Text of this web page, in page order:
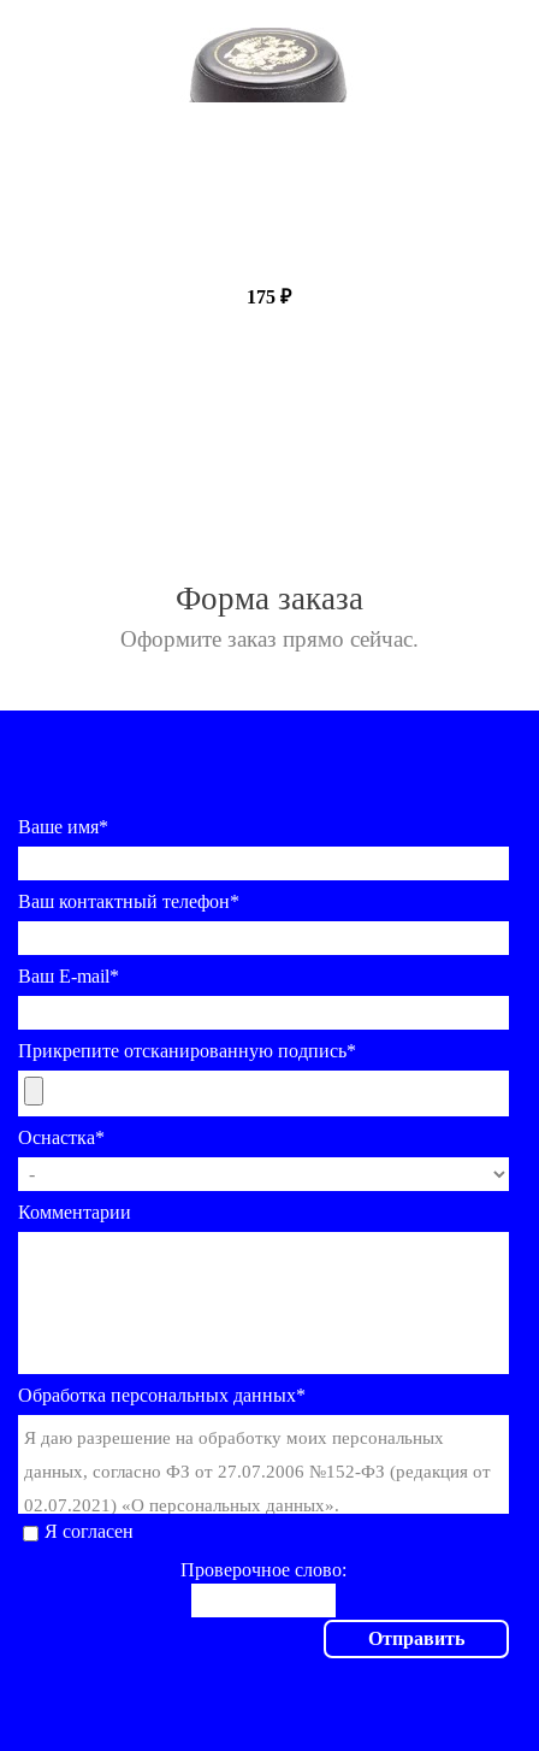
175 ₽
Форма заказа
Оформите заказ прямо сейчас.
Ваше имя*
Ваш контактный телефон*
Ваш E-mail*
Прикрепите отсканированную подпись*
Оснастка*
Комментарии
Обработка персональных данных*
Я даю разрешение на обработку моих персональных
данных, согласно ФЗ от 27.07.2006 №152-ФЗ (редакция от
02.07.2021) «О персональных данных».
Я согласен
Проверочное слово: